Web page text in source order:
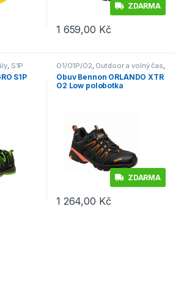
více variant. Možnosti lze vybrat na stránce
ZDARMA
1 659,00 Kč
Tento produkt má více
, S1P
S1P
více variant. Možnosti lze vybrat na stránce
O1/O1P/O2 Outdoor a volný čas
, Pracovní obuv
Obuv Bennon ORLANDO XTR
O2 Low polobotka
ZDARMA
1 264,00 Kč
Tento produkt má více